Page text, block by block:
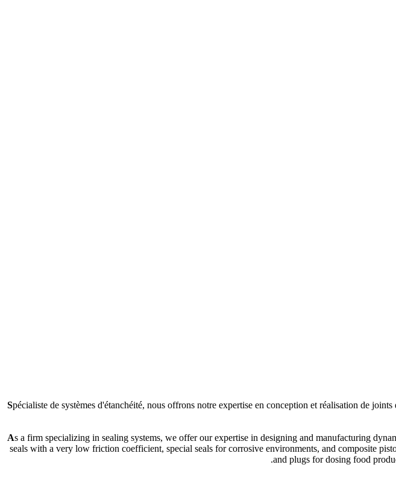
Spécialiste de systèmes d'étanchéité, nous offrons notre expertise en conception et réalisation de
As a firm specializing in sealing systems, we offer our expertise in designing and manufacturing
seals with a very low friction coefficient, special seals for corrosive environments, and composite
and plugs for dosing food